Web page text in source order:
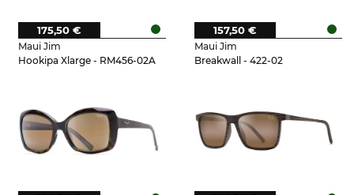
Maui Jim
Hookipa Xlarge - RM456-02A
175,50 €
Maui Jim
Breakwall - 422-02
157,50 €